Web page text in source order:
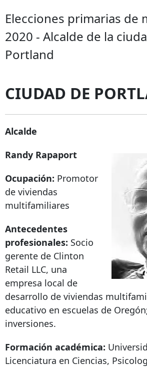
Elecciones primarias de
2020 - Alcalde de la
Portland
CIUDAD DE
Alcalde
Randy Rapaport
Ocupación: Promotor
de viviendas
multifamiliares
Antecedentes
profesionales: Socio
gerente de Clinton
Retail LLC, una
empresa local de
desarrollo de viviendas
educativo en escuelas de
inversiones.
Formación académica:
Licenciatura en Ciencias,